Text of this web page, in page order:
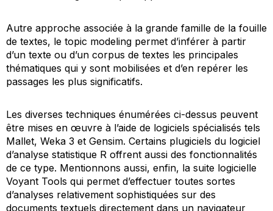
Autre approche associée à la grande famille de la fouille
de textes, le topic modeling permet d’inférer à partir
d’un texte ou d’un corpus de textes les principales
thématiques qui y sont mobilisées et d’en repérer les
passages les plus significatifs.
Les diverses techniques énumérées ci-dessus peuvent
être mises en œuvre à l’aide de logiciels spécialisés tels
Mallet, Weka 3 et Gensim. Certains plugiciels du logiciel
d’analyse statistique R offrent aussi des fonctionnalités
de ce type. Mentionnons aussi, enfin, la suite logicielle
Voyant Tools qui permet d’effectuer toutes sortes
d’analyses relativement sophistiquées sur des
documents textuels directement dans un navigateur